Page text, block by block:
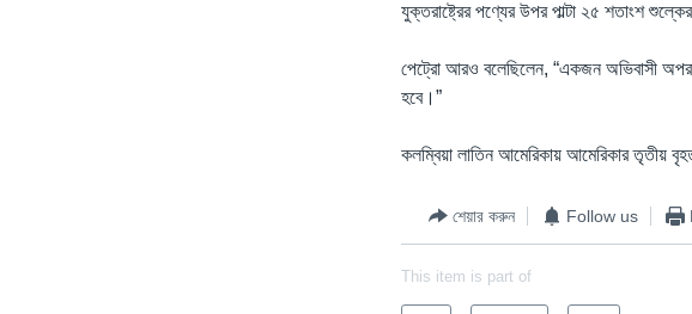
যুক্তরাষ্ট্রের পণ্যের উপর পাল্টা ২৫ শতাংশ
পেট্রো আরও বলেছিলেন, “একজন অভিবাসী
হবে।”
কলম্বিয়া লাতিন আমেরিকায় আমেরিকার তৃতীয়
শেয়ার করুন Follow us
This item is part of